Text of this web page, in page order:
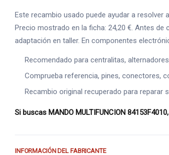
Este recambio usado puede ayudar a resolver
Precio mostrado en la ficha: 24,20 €. Antes
adaptación en taller. En componentes
Recomendado para centralitas,
Comprueba referencia, pines, conectores,
Recambio original recuperado para
Si buscas MANDO MULTIFUNCION
INFORMACIÓN DEL FABRICANTE